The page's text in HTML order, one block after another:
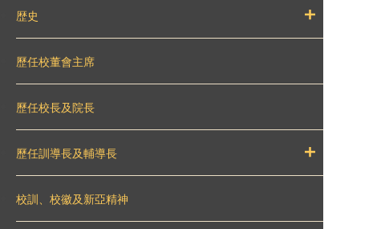
歴史
歷任校董會主席
歷任校長及院長
歷任訓導長及輔導長
校訓、校徽及新亞精神